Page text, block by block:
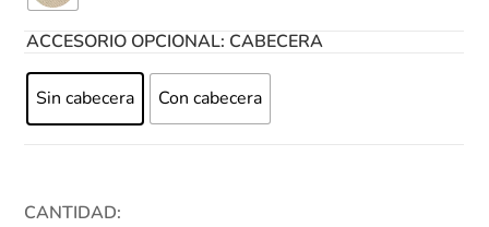
ACCESORIO OPCIONAL: CABECERA
Sin cabecera Con cabecera
CANTIDAD: